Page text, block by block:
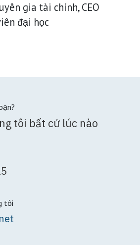
gia tài chính, CEO
đại học
tôi bất cứ lúc nào
tôi